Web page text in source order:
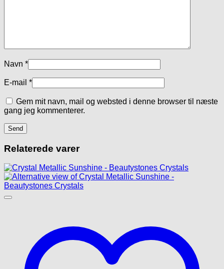
Navn *
E-mail *
Gem mit navn, mail og websted i denne browser til næste
gang jeg kommenterer.
Relaterede varer